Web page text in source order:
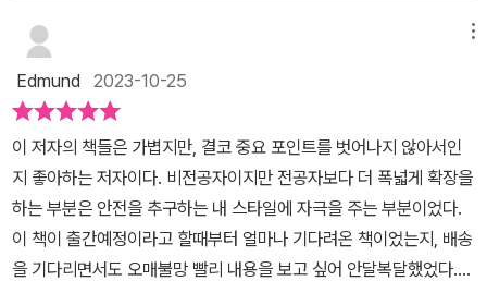
창업하는 스타트업이 늘고 있는 이 시점에서 과연 프롬프트 엔지니어
수 없습니다.​저자의 주장처럼 우리 모두가 자동차를 설계하거나 수리
하는 사람은 아니지만 면허증을 꼭 따야한다는 의미에서 프롬프트 엔
지니어링에 대한 지속적인 관심 그리고 관련 학습은 산업 패러다임
체인저가 되고 있는 LLM에 대한 이해와 활용이라는 측면에서 의미
있는 도전이라 생각합니다.​프롬프트 엔지니어에 관심이 있는 분 나아
가 생성형 AI 비즈니스를 이해하고자 하시는 분들의 일독을 권합니
다.
의한다. 좋은 질문 설계는 수정의 일부분이며, 챗GPT의 해킹 같은
탈옥도 응답을 수정하는 것이다. 프롬프트 엔지니어링이 새로운 용어
인 거처럼, 어텐션, 트랜스포머, 할루시네이션, 인코더, 디코더, 레이
던트 스페이스 같은 다소 생소한 단어들을 접하게 된다. 이것을 이해
하면, 챗GPT에 적용된 인공지능 모델인 LLM을 이해할 수 있게 된
다. 파트 1에서 이런 것들을 다루며, 파트 2에서는 프롬프트를 통해
인공지능의 요약, 규칙 부여, 질의 응답 역전, 독해, 유사성, 문법 적합
성과 같은 프롬프트의 전반적인 기본 활용법을 알아본다.3부는 대화
형 인공지능의 학습 방법들에 관련된 것이다. 재미있는 것은 인공지
들을 빨리 학습하는 사람이 프럼프트 엔지니어링을 비롯한 AI도 잘
활용한다.결국 사람이 하는 것, 태도, 그리고 새로운 것에 대한 에너지
이 책을 관심가지고 읽는것도 그러한 맥락챗GPT와 바트를 모두 써
봤는데, 바트가 좀 더 친근함대화하는 형태로 활용하는 것도 좋은 팁
임.​본문의 내용을 일부 인용하면,​챗GPT는 여러분에게 한마디 대답
을 할 때마다, 지금까지 여러분과 나눴던 모든 대화내용을 한바퀴 빠
르게 훑어보고 옵니다. 그렇게에 여러분과 과거에 나누었던 대화 내
용을 바싹하게 파악하고 있는 것이지요. 그래서 유용한 정보들을 미
며,그 내부에 소단위로 챕터 시리즈로 연계되어 있다.보통 책을 권할
때 책의 특성에 따라 관심이 있는 부분부터 읽을지아니면 처음부터
는 판단이 섰다.프롬프트 엔지니어링이라는 어렴풋이 들은 내용과 정
의들을첫 페이지에서부터 짚고 넘어가게 되어읽다보니 모든 내용들
이 차곡차곡 쌓여지는 느낌이 들었다.파트 3,4는 조금 더 상세한 내
용들을 다루었기에,앞의 내용들을 충분히 읽고나서 접하기를 추천한
다.챗 GTP는 다루다 보면 뭔가 싱거우면서도 좋은 내용들이 쏟아지
고는 하는데,역시나 정확한 요청과 질문을 해야만 원하는 대답들이
나오곤 한다.그 방법을 어떻게 해야 할지에 대한 가이드 라인을 이 책
Edmund 2023-10-25
이 저자의 책들은 가볍지만, 결코 중요 포인트를 벗어나지 않아서인
지 좋아하는 저자이다. 비전공자이지만 전공자보다 더 폭넓게 확장을
하는 부분은 안전을 추구하는 내 스타일에 자극을 주는 부분이었다.
이 책이 출간예정이라고 할때부터 얼마나 기다려온 책이었는지, 배송
을 기다리면서도 오매불망 빨리 내용을 보고 싶어 안달복달했었다.역